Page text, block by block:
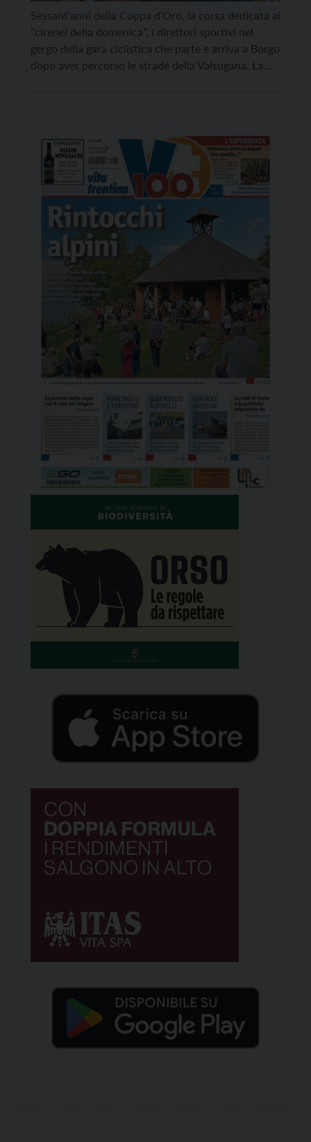
Sessant’anni della Coppa d’Oro, la corsa dedicata ai
“cirenei della domenica”, i direttori sportivi nel
gergo della gara ciclistica che parte e arriva a Borgo
dopo aver percorso le strade della Valsugana. La